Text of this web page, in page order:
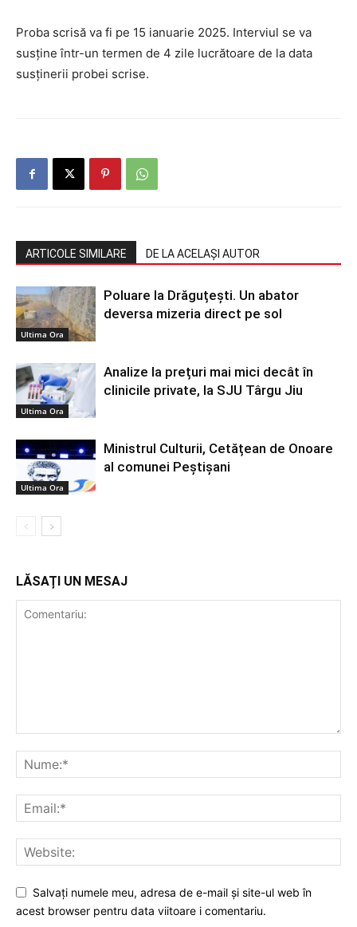
Proba scrisă va fi pe 15 ianuarie 2025. Interviul se va
susține într-un termen de 4 zile lucrătoare de la data
susținerii probei scrise.
ARTICOLE SIMILARE DE LA ACELAȘI AUTOR
Ultima Ora
Poluare la Drăguțești. Un abator
deversa mizeria direct pe sol
Ultima Ora
Analize la prețuri mai mici decât în
clinicile private, la SJU Târgu Jiu
Ultima Ora
Ministrul Culturii, Cetățean de Onoare
al comunei Peștișani
LĂSAȚI UN MESAJ
Salvați numele meu, adresa de e-mail și site-ul web în
acest browser pentru data viitoare i comentariu.